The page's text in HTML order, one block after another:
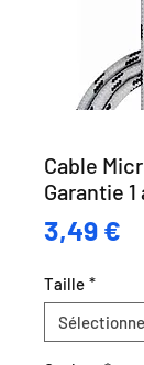
Cable
Garantie 1
3,49 €
Taille *